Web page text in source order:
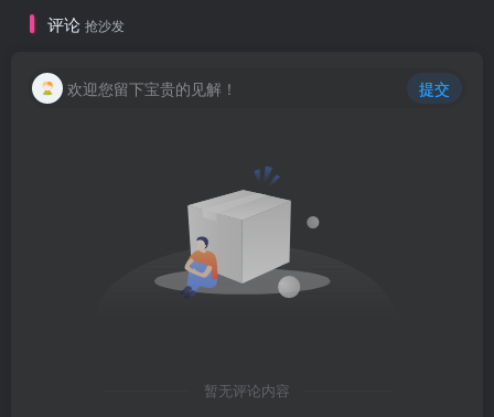
评论 抢沙发
欢迎您留下宝贵的见解！ 提交
暂无评论内容